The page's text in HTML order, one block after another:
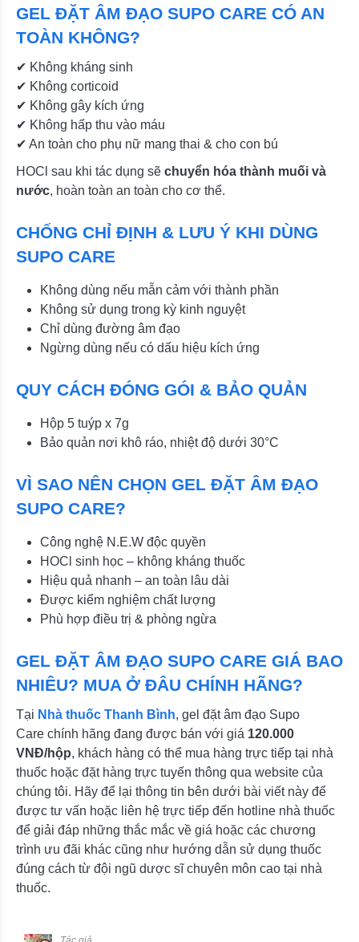
GEL ĐẶT ÂM ĐẠO SUPO CARE CÓ AN
TOÀN KHÔNG?
✔ Không kháng sinh
✔ Không corticoid
✔ Không gây kích ứng
✔ Không hấp thu vào máu
✔ An toàn cho phụ nữ mang thai & cho con bú
HOCl sau khi tác dụng sẽ chuyển hóa thành muối và
nước, hoàn toàn an toàn cho cơ thể.
CHỐNG CHỈ ĐỊNH & LƯU Ý KHI DÙNG
SUPO CARE
Không dùng nếu mẫn cảm với thành phần
Không sử dụng trong kỳ kinh nguyệt
Chỉ dùng đường âm đạo
Ngừng dùng nếu có dấu hiệu kích ứng
QUY CÁCH ĐÓNG GÓI & BẢO QUẢN
Hộp 5 tuýp x 7g
Bảo quản nơi khô ráo, nhiệt độ dưới 30°C
VÌ SAO NÊN CHỌN GEL ĐẶT ÂM ĐẠO
SUPO CARE?
Công nghệ N.E.W độc quyền
HOCl sinh học – không kháng thuốc
Hiệu quả nhanh – an toàn lâu dài
Được kiểm nghiệm chất lượng
Phù hợp điều trị & phòng ngừa
GEL ĐẶT ÂM ĐẠO SUPO CARE GIÁ BAO
NHIÊU? MUA Ở ĐÂU CHÍNH HÃNG?
Tại Nhà thuốc Thanh Bình, gel đặt âm đạo Supo
Care chính hãng đang được bán với giá 120.000
VNĐ/hộp, khách hàng có thể mua hàng trực tiếp tại nhà
thuốc hoặc đặt hàng trực tuyến thông qua website của
chúng tôi. Hãy để lại thông tin bên dưới bài viết này để
được tư vấn hoặc liên hệ trực tiếp đến hotline nhà thuốc
để giải đáp những thắc mắc về giá hoặc các chương
trình ưu đãi khác cũng như hướng dẫn sử dụng thuốc
đúng cách từ đội ngũ dược sĩ chuyên môn cao tại nhà
thuốc.